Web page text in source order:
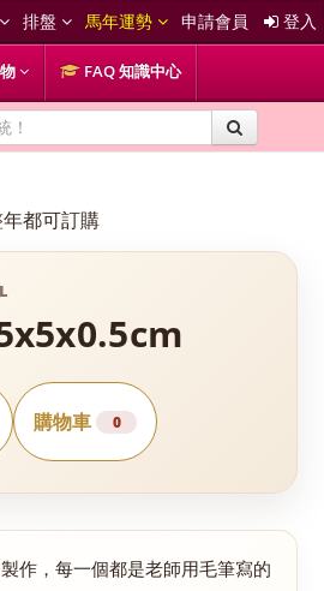
排盤 馬年運勢 申請會員 登入
FAQ 知識中心
都可訂購
購物車 0
作，每一個都是老師用毛筆寫的